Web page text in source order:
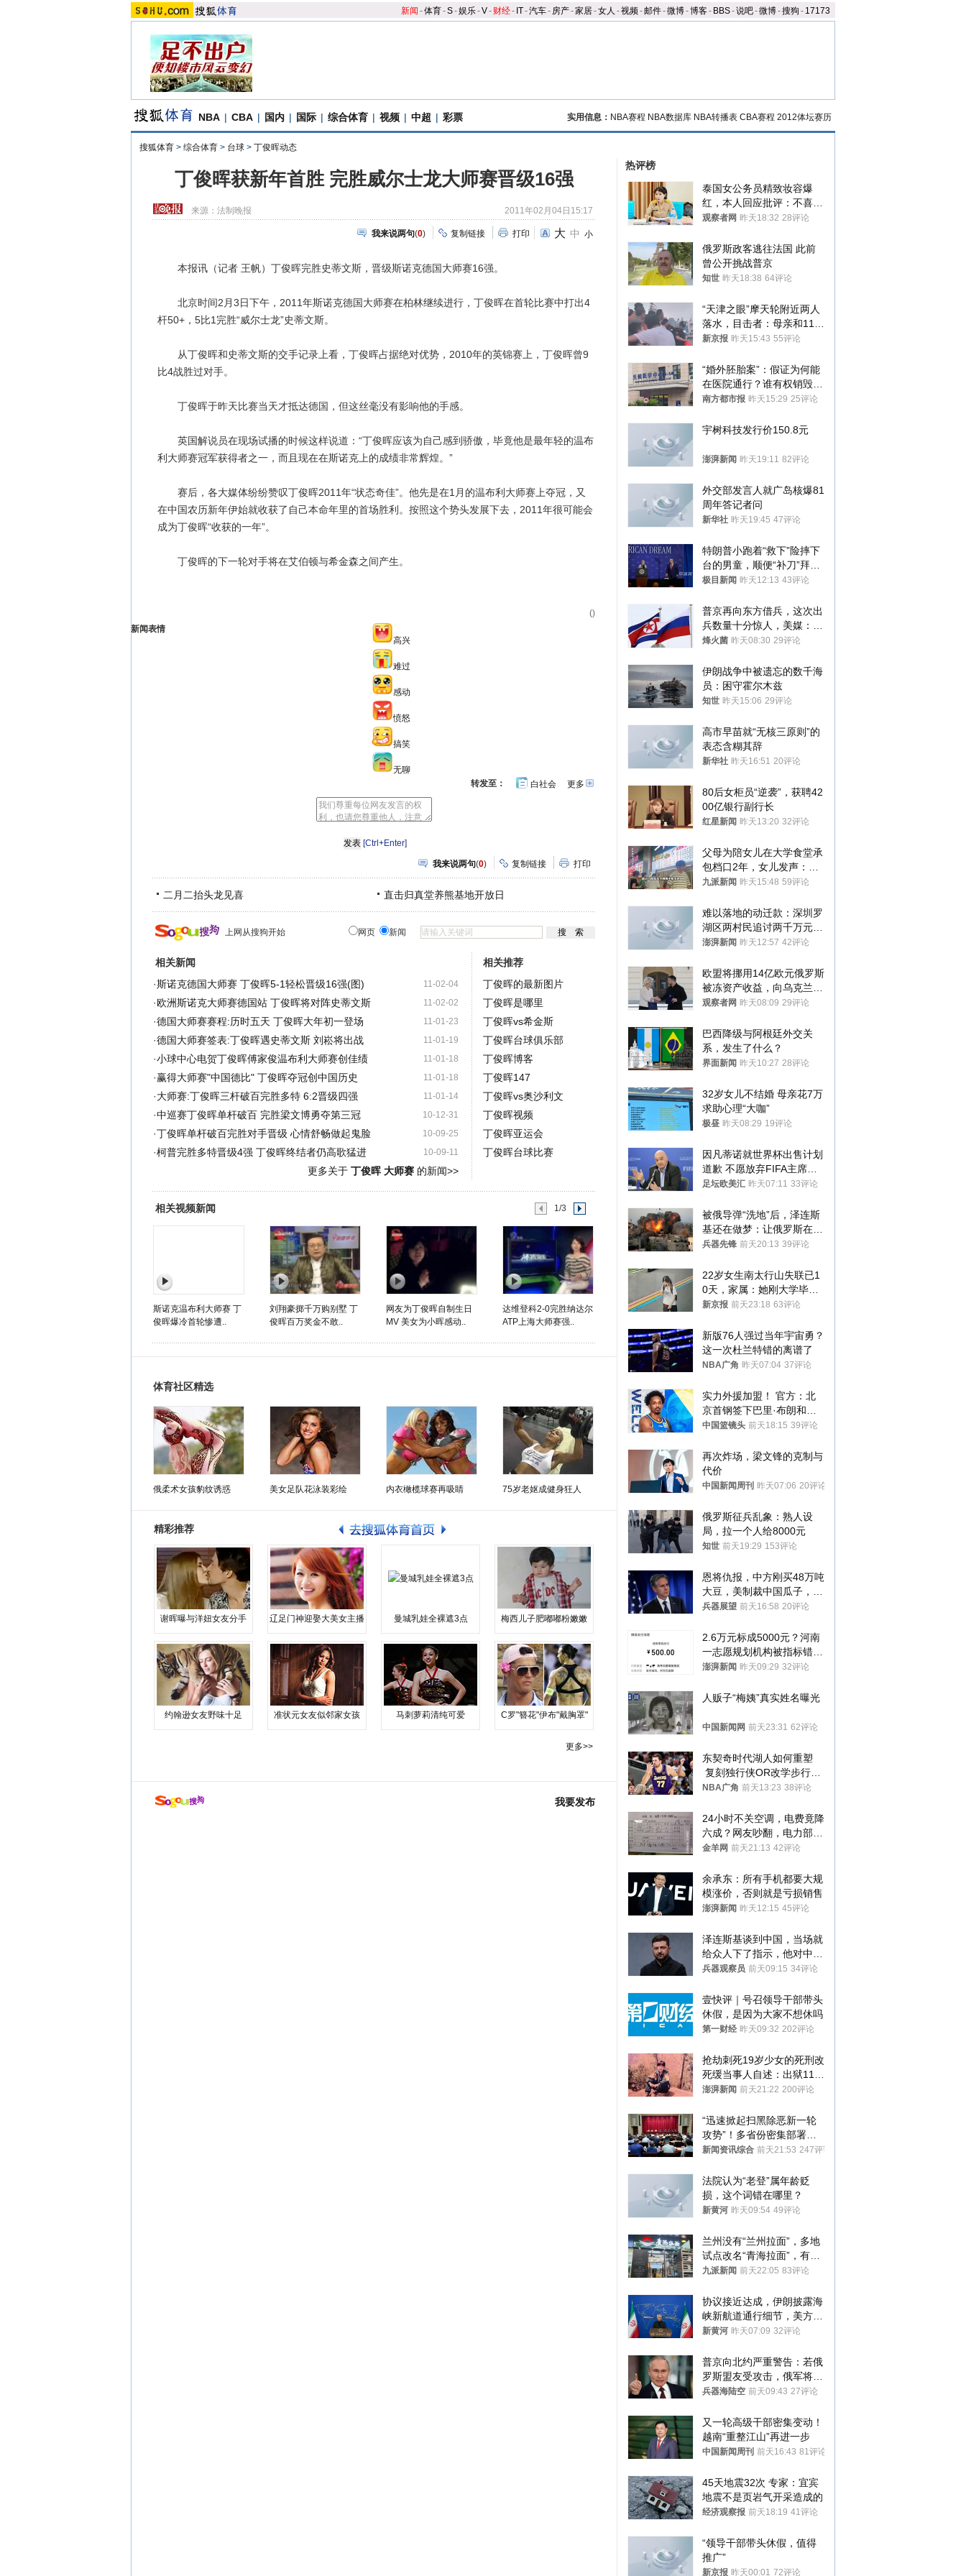
新闻 -体育-S-娱乐-V- 财经- IT-汽车- 房产-家居-女人 -视频-邮件-微博-博客- BBS-说吧-微博-搜狗 - 17173
NBA | CBA | 国内 | 国际 | 综合体育 | 视频 | 中超 | 彩票 实用信息： NBA赛程 NBA数据库 NBA转播表 CBA赛程 2012体坛赛历
搜狐体育 > 综合体育 > 台球 > 丁俊晖动态
丁俊晖获新年首胜 完胜威尔士龙大师赛晋级16强
来源：法制晚报 2011年02月04日15:17
我来说两句(0) 复制链接 打印 大 中 小
本报讯（记者 王帆）丁俊晖完胜史蒂文斯，晋级斯诺克德国大师赛16强。
北京时间2月3日下午，2011年斯诺克德国大师赛在柏林继续进行，丁俊晖在首轮比赛中打出4
杆50+，5比1完胜“威尔士龙”史蒂文斯。
从丁俊晖和史蒂文斯的交手记录上看，丁俊晖占据绝对优势，2010年的英锦赛上，丁俊晖曾9
比4战胜过对手。
丁俊晖于昨天比赛当天才抵达德国，但这丝毫没有影响他的手感。
英国解说员在现场试播的时候这样说道：“丁俊晖应该为自己感到骄傲，毕竟他是最年轻的温布
利大师赛冠军获得者之一，而且现在在斯诺克上的成绩非常辉煌。”
赛后，各大媒体纷纷赞叹丁俊晖2011年“状态奇佳”。他先是在1月的温布利大师赛上夺冠，又
在中国农历新年伊始就收获了自己本命年里的首场胜利。按照这个势头发展下去，2011年很可能会
成为丁俊晖“收获的一年”。
丁俊晖的下一轮对手将在艾伯顿与希金森之间产生。
()
新闻表情
高兴
难过
感动
愤怒
搞笑
无聊
更多开
转发至： 白社会
[Ctrl+Enter]
我来说两句(0) 复制链接 打印
二月二抬头龙见喜 直击归真堂养熊基地开放日
上网从搜狗开始 网页 新闻
相关新闻
11-02-04
·斯诺克德国大师赛 丁俊晖5-1轻松晋级16强(图)
11-02-02
·欧洲斯诺克大师赛德国站 丁俊晖将对阵史蒂文斯
11-01-23
·德国大师赛赛程:历时五天 丁俊晖大年初一登场
11-01-19
·德国大师赛签表:丁俊晖遇史蒂文斯 刘崧将出战
11-01-18
·小球中心电贺丁俊晖傅家俊温布利大师赛创佳绩
11-01-18
·赢得大师赛"中国德比" 丁俊晖夺冠创中国历史
11-01-14
·大师赛:丁俊晖三杆破百完胜多特 6:2晋级四强
10-12-31
·中巡赛丁俊晖单杆破百 完胜梁文博勇夺第三冠
10-09-25
·丁俊晖单杆破百完胜对手晋级 心情舒畅做起鬼脸
10-09-11
·柯普完胜多特晋级4强 丁俊晖终结者仍高歌猛进
更多关于 丁俊晖 大师赛的新闻>>
相关推荐
丁俊晖的最新图片
丁俊晖是哪里
丁俊晖vs希金斯
丁俊晖台球俱乐部
丁俊晖博客
丁俊晖147
丁俊晖vs奥沙利文
丁俊晖视频
丁俊晖亚运会
丁俊晖台球比赛
相关视频新闻 1/3
斯诺克温布利大师赛 丁
俊晖爆冷首轮惨遭..
刘翔豪掷千万购别墅 丁
俊晖百万奖金不敢..
网友为丁俊晖自制生日
MV 美女为小晖感动..
达维登科2-0完胜纳达尔
ATP上海大师赛强..
体育社区精选
俄柔术女孩豹纹诱惑 美女足队花泳装彩绘 内衣橄榄球赛再吸睛 75岁老妪成健身狂人
精彩推荐
谢晖曝与洋妞女友分手 辽足门神迎娶大美女主播 曼城乳娃全裸遮3点 梅西儿子肥嘟嘟粉嫩嫩
约翰逊女友野味十足 准状元女友似邻家女孩 马刺萝莉清纯可爱 C罗"簪花"伊布"戴胸罩"
更多>>
我要发布
热评榜
泰国女公务员精致妆容爆
红，本人回应批评：不喜欢
就别看
观察者网 昨天18:32 28评论
俄罗斯政客逃往法国 此前
曾公开挑战普京
知世 昨天18:38 64评论
“天津之眼”摩天轮附近两人
落水，目击者：母亲和11岁
儿子先后被打捞上岸
新京报 昨天15:43 55评论
“婚外胚胎案”：假证为何能
在医院通行？谁有权销毁胚
胎？
南方都市报 昨天15:29 25评论
宇树科技发行价150.8元
澎湃新闻 昨天19:11 82评论
外交部发言人就广岛核爆81
周年答记者问
新华社 昨天19:45 47评论
特朗普小跑着“救下”险摔下
台的男童，顺便“补刀”拜
登：“我可不想他像拜登一
极目新闻 昨天12:13 43评论
普京再向东方借兵，这次出
兵数量十分惊人，美媒：俄
朝要动真格？
烽火菌 昨天08:30 29评论
伊朗战争中被遗忘的数千海
员：困守霍尔木兹
知世 昨天15:06 29评论
高市早苗就“无核三原则”的
表态含糊其辞
新华社 昨天16:51 20评论
80后女柜员“逆袭”，获聘42
00亿银行副行长
红星新闻 昨天13:20 32评论
父母为陪女儿在大学食堂承
包档口2年，女儿发声：初
衷是为了陪伴，毕业后将不
九派新闻 昨天15:48 59评论
难以落地的动迁款：深圳罗
湖区两村民追讨两千万元动
迁款八年未果
澎湃新闻 昨天12:57 42评论
欧盟将挪用14亿欧元俄罗斯
被冻资产收益，向乌克兰提
供援助
观察者网 昨天08:09 29评论
巴西降级与阿根廷外交关
系，发生了什么？
界面新闻 昨天10:27 28评论
32岁女儿不结婚 母亲花7万
求助心理“大咖”
极昼 昨天08:29 19评论
因凡蒂诺就世界杯出售计划
道歉 不愿放弃FIFA主席职
位
足坛欧美汇 昨天07:11 33评论
被俄导弹“洗地”后，泽连斯
基还在做梦：让俄罗斯在冬
季前求和？
兵器先锋 前天20:13 39评论
22岁女生南太行山失联已1
0天，家属：她刚大学毕业
想到山里旅行
新京报 前天23:18 63评论
新版76人强过当年宇宙勇？
这一次杜兰特错的离谱了
NBA广角 昨天07:04 37评论
实力外援加盟！ 官方：北
京首钢签下巴里·布朗和桑
普森
中国篮镜头 前天18:15 39评论
再次炸场，梁文锋的克制与
代价
中国新闻周刊 昨天07:06 20评论
俄罗斯征兵乱象：熟人设
局，拉一个人给8000元
知世 前天19:29 153评论
恩将仇报，中方刚买48万吨
大豆，美制裁中国瓜子，布
林肯措辞变了
兵器展望 前天16:58 20评论
2.6万元标成5000元？河南
一志愿规划机构被指标错学
费致考生复读
澎湃新闻 昨天09:29 32评论
人贩子“梅姨”真实姓名曝光
中国新闻网 前天23:31 62评论
东契奇时代湖人如何重塑
复刻独行侠OR改学步行
者？
NBA广角 前天13:23 38评论
24小时不关空调，电费竟降
六成？网友吵翻，电力部门
回应→
金羊网 前天21:13 42评论
余承东：所有手机都要大规
模涨价，否则就是亏损销售
澎湃新闻 昨天12:15 45评论
泽连斯基谈到中国，当场就
给众人下了指示，他对中国
和中乌关系，显然又有了新
兵器观察员 前天09:15 34评论
壹快评｜号召领导干部带头
休假，是因为大家不想休吗
第一财经 昨天09:32 202评论
抢劫刺死19岁少女的死刑改
死缓当事人自述：出狱11年
间始终刻意躲避被害人家属
澎湃新闻 前天21:22 200评论
“迅速掀起扫黑除恶新一轮
攻势”！多省份密集部署，
公布举报方式
新闻资讯综合 前天21:53 247评论
法院认为“老登”属年龄贬
损，这个词错在哪里？
新黄河 昨天09:54 49评论
兰州没有“兰州拉面”，多地
试点改名“青海拉面”，有商
家改名已两年
九派新闻 前天22:05 83评论
协议接近达成，伊朗披露海
峡新航道通行细节，美方再
提“倒计时”
新黄河 昨天07:09 32评论
普京向北约严重警告：若俄
罗斯盟友受攻击，俄军将动
用核武器保护
兵器海陆空 前天09:43 27评论
又一轮高级干部密集变动！
越南“重整江山”再进一步
中国新闻周刊 前天16:43 81评论
45天地震32次 专家：宜宾
地震不是页岩气开采造成的
经济观察报 前天18:19 41评论
“领导干部带头休假，值得
推广”
新京报 昨天00:01 72评论